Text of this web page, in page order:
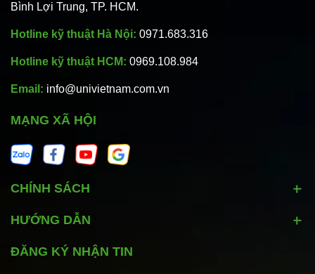
Bình Lợi Trung, TP. HCM.
Hotline kỹ thuật Hà Nội: 0971.683.316
Hotline kỹ thuật HCM: 0969.108.984
Email: info@univietnam.com.vn
MẠNG XÃ HỘI
CHÍNH SÁCH
HƯỚNG DẪN
ĐĂNG KÝ NHẬN TIN